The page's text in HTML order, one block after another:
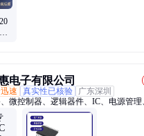
电子有限公司
速 真实性已核验
广东深圳
微控制器、逻辑器件、IC、电源管理
池、存储器、传感器、继电器、放大
网、模块、射频